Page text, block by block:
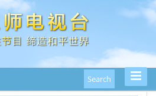
Search
Toggle